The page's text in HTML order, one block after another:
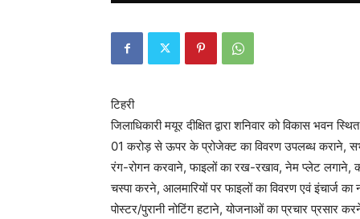
टिहरी
जिलाधिकारी मयूर दीक्षित द्वारा शनिवार को विकास भवन
01 करोड़ से ऊपर के प्रोजेक्ट का विवरण उपलब्ध कराने,
रंग-रोगन करवाने, फाइलों का रख-रखाव, नेम प्लेट लगाने,
चस्पा करने, आलमारियों पर फाइलों का विवरण एवं इंचार्ज
पोस्टर/पुरानी नोटिंग हटाने, योजनाओं का प्रचार प्रसार